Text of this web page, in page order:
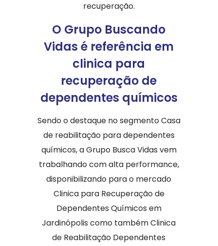
recuperação.
O Grupo Buscando
Vidas é referência em
clinica para
recuperação de
dependentes químicos
Sendo o destaque no segmento Casa
de reabilitação para dependentes
químicos, a Grupo Busca Vidas vem
trabalhando com alta performance,
disponibilizando para o mercado
Clinica para Recuperação de
Dependentes Químicos em
Jardinópolis como também Clinica
de Reabilitação Dependentes